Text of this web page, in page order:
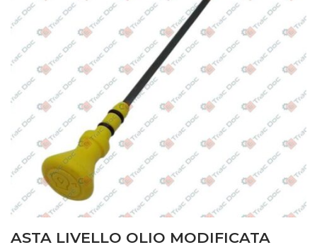
ASTA LIVELLO OLIO MODIFICATA